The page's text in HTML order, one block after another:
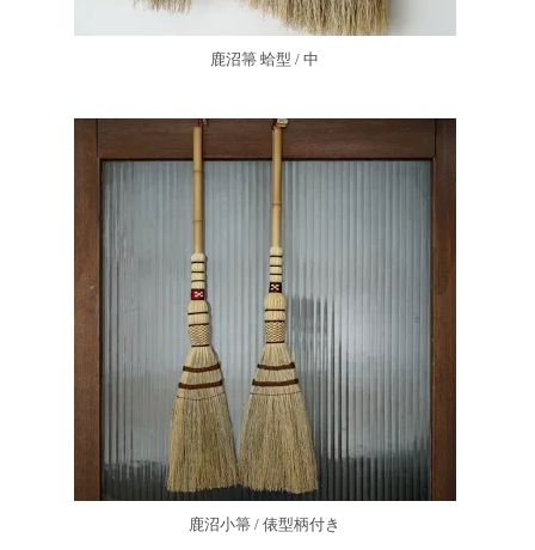
鹿沼箒 蛤型 / 中
鹿沼小箒 / 俵型柄付き